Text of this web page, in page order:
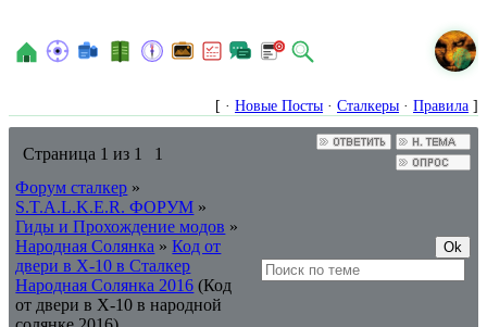
N
[ · Новые Посты · Сталкеры · Правила ]
Страница 1 из 1
1
Форум сталкер »
S.T.A.L.K.E.R. ФОРУМ »
Гиды и Прохождение модов »
Народная Солянка » Код от
двери в X-10 в Сталкер
Народная Солянка 2016 (Код
от двери в X-10 в народной